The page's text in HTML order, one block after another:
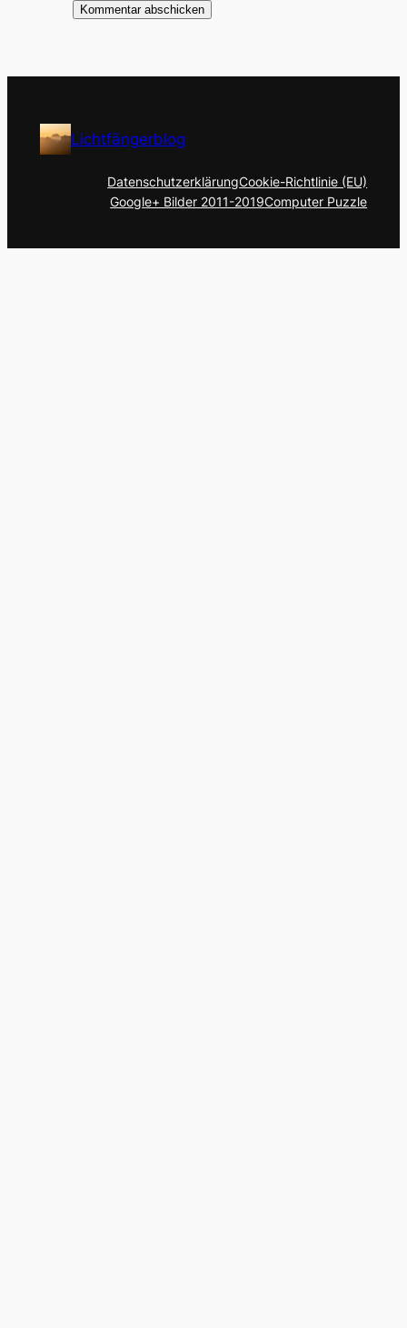
Lichtfängerblog
DatenschutzerklärungCookie-Richtlinie (EU)
Google+ Bilder 2011-2019Computer Puzzle